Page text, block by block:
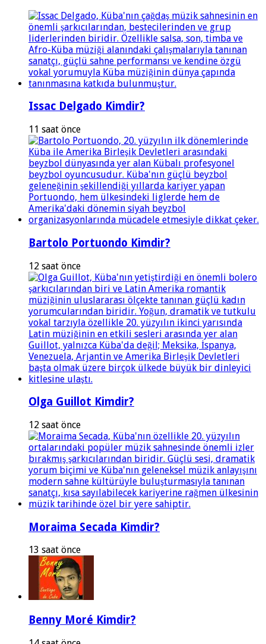
Issac Delgado Kimdir?
11 saat önce
Bartolo Portuondo Kimdir?
12 saat önce
Olga Guillot Kimdir?
12 saat önce
Moraima Secada Kimdir?
13 saat önce
Benny Moré Kimdir?